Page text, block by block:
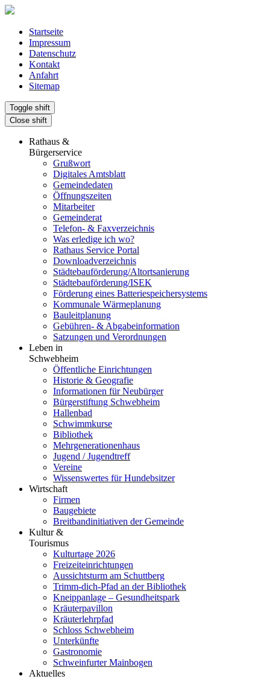
Startseite
Impressum
Datenschutz
Kontakt
Anfahrt
Sitemap
Toggle shift
Close shift
Rathaus &
Bürgerservice
Grußwort
Digitales Amtsblatt
Gemeindedaten
Öffnungszeiten
Mitarbeiter
Gemeinderat
Telefon- & Faxverzeichnis
Was erledige ich wo?
Rathaus Service Portal
Downloadverzeichnis
Städtebauförderung/Altortsanierung
Städtebauförderung/ISEK
Förderung eines Batteriespeichersystems
Kommunale Wärmeplanung
Bauleitplanung
Gebühren- & Abgabeinformation
Satzungen und Verordnungen
Leben in
Schwebheim
Öffentliche Einrichtungen
Historie & Geografie
Informationen für Neubürger
Bürgerstiftung Schwebheim
Hallenbad
Schwimmkurse
Bibliothek
Mehrgenerationenhaus
Jugend / Jugendtreff
Vereine
Wissenswertes für Hundebsitzer
Wirtschaft
Firmen
Baugebiete
Breitbandinitiativen der Gemeinde
Kultur &
Tourismus
Kulturtage 2026
Freizeiteinrichtungen
Aussichtsturm am Schuttberg
Trimm-dich-Pfad an der Bibliothek
Kneippanlage – Gesundheitspark
Kräuterpavillon
Kräuterlehrpfad
Schloss Schwebheim
Unterkünfte
Gastronomie
Schweinfurter Mainbogen
Aktuelles